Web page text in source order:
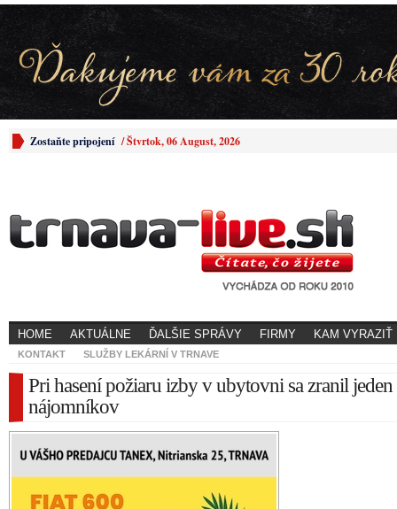
Zostaňte pripojení /Štvrtok, 06 August, 2026
HOME AKTUÁLNE ĎALŠIE SPRÁVY FIRMY KAM VYRAZIŤ
KONTAKT SLUŽBY LEKÁRNÍ V TRNAVE
Pri hasení požiaru izby v ubytovni sa zranil jeden
nájomníkov